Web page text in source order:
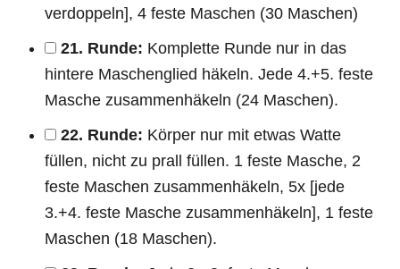
verdoppeln], 4 feste Maschen (30 Maschen)
21. Runde: Komplette Runde nur in das
hintere Maschenglied häkeln. Jede 4.+5. feste
Masche zusammenhäkeln (24 Maschen).
22. Runde: Körper nur mit etwas Watte
füllen, nicht zu prall füllen. 1 feste Masche, 2
feste Maschen zusammenhäkeln, 5x [jede
3.+4. feste Masche zusammenhäkeln], 1 feste
Maschen (18 Maschen).